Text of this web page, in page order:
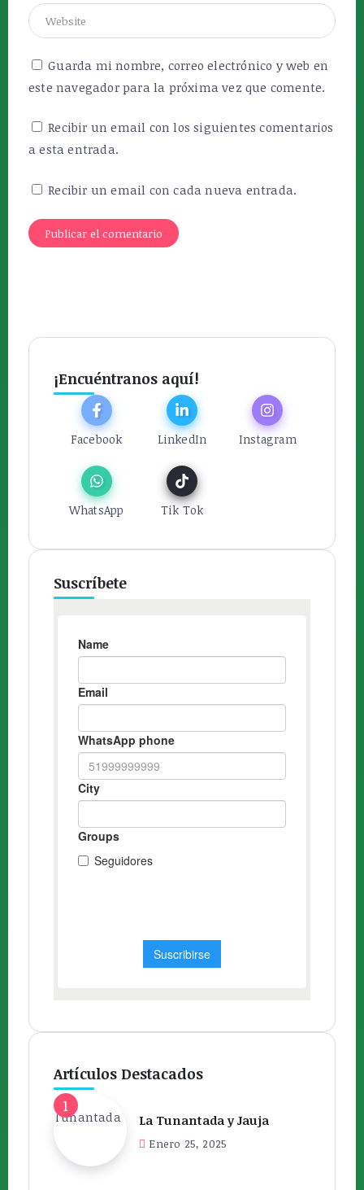
Guarda mi nombre, correo electrónico y web en
este navegador para la próxima vez que comente.
Recibir un email con los siguientes comentarios
a esta entrada.
Recibir un email con cada nueva entrada.
¡Encuéntranos aquí!
Facebook LinkedIn Instagram
WhatsApp Tik Tok
Suscríbete
Artículos Destacados
La Tunantada y Jauja
Enero 25, 2025